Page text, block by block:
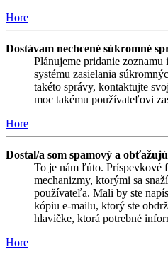
Hore
Dostávam nechcené súkromné
Plánujeme pridanie
systému zasielania
takéto správy, kontaktujte
moc takému používateľovi
Hore
Dostal/a som spamový a
To je nám ľúto. Príspevkové
mechanizmy, ktorými sa
používateľa. Mali by ste
kópiu e-mailu, ktorý ste
hlavičke, ktorá potrebné
Hore